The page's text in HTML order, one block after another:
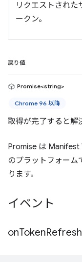
リクエストされた
ークン。
戻り値
Promise<string>
Chrome 96 以降
取得が完了すると解
Promise は Manifest
のプラットフォーム
ります。
イベント
onTokenRefresh